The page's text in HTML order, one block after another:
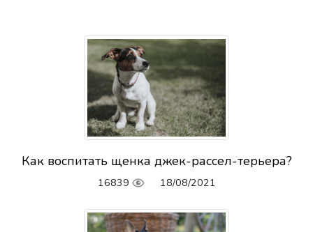
Как воспитать щенка джек-рассел-терьера?
16839 18/08/2021